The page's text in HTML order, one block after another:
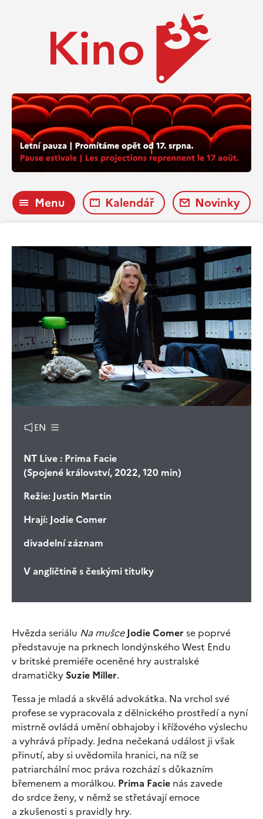
Menu Kalendář Novinky
EN
NT Live : Prima Facie
(Spojené království, 2022, 120 min)
Režie: Justin Martin
Hrají: Jodie Comer
divadelní záznam
V angličtině s českými titulky
Hvězda seriálu Na mušce Jodie Comer se poprvé
představuje na prknech londýnského West Endu
v britské premiéře oceněné hry australské
dramatičky Suzie Miller.
Tessa je mladá a skvělá advokátka. Na vrchol své
profese se vypracovala z dělnického prostředí a nyní
mistrně ovládá umění obhajoby i křížového výslechu
a vyhrává případy. Jedna nečekaná událost ji však
přinutí, aby si uvědomila hranici, na níž se
patriarchální moc práva rozchází s důkazním
břemenem a morálkou. Prima Facie nás zavede
do srdce ženy, v němž se střetávají emoce
a zkušenosti s pravidly hry.